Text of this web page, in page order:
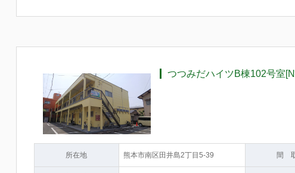
つつみだハイツB棟102号室
所在地 熊本市南区田井島2丁目5-39 間